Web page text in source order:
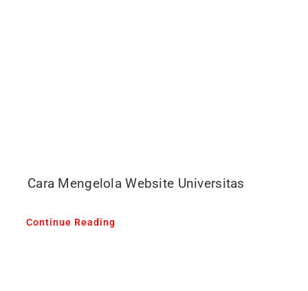
Cara Mengelola Website Universitas
Continue Reading